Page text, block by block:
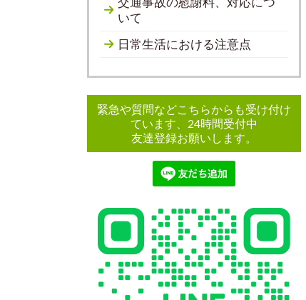
いて
日常生活における注意点
緊急や質問などこちらからも受け付け
ています、24時間受付中
友達登録お願いします。